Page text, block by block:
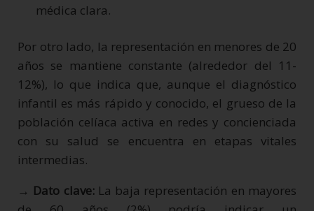
médica clara.
Por otro lado, la representación en menores de 20
años se mantiene constante (alrededor del 11-
12%), lo que indica que, aunque el diagnóstico
infantil es más rápido y conocido, el grueso de la
población celíaca activa en redes y concienciada
con su salud se encuentra en etapas vitales
intermedias.
→ Dato clave:La baja representación en mayores